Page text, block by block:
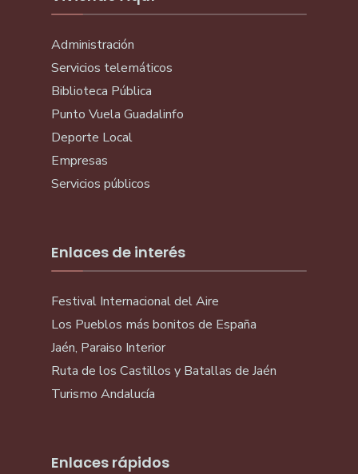
Administración
Servicios telemáticos
Biblioteca Pública
Punto Vuela Guadalinfo
Deporte Local
Empresas
Servicios públicos
Enlaces de interés
Festival Internacional del Aire
Los Pueblos más bonitos de España
Jaén, Paraiso Interior
Ruta de los Castillos y Batallas de Jaén
Turismo Andalucía
Enlaces rápidos